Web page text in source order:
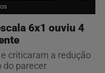
6x1 ouviu 4
criticaram a redução
do parecer